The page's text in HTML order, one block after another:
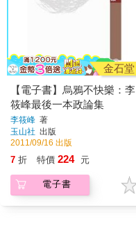
金石堂
【電子書】烏鴉不快樂：李
筱峰最後一本政論集
李筱峰 著
玉山社 出版
2011/09/16 出版
7 折 特價 224 元
電子書